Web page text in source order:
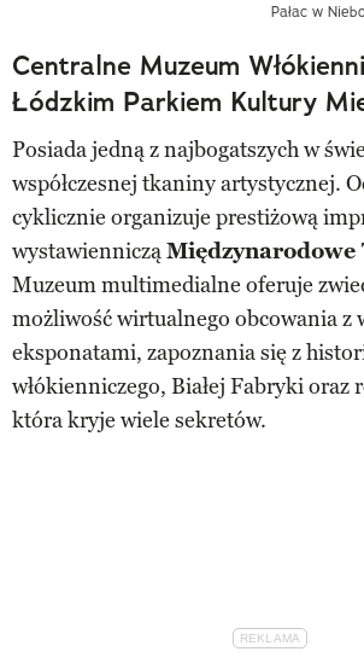
Pałac w
Centralne Muzeum
Łódzkim Parkiem Kultury
Posiada jedną z najbogatszych w
współczesnej tkaniny artystycznej.
cyklicznie organizuje prestiżową
wystawiennicząMiędzynarodowe
Muzeum multimedialne oferuje
możliwość wirtualnego obcowania z
eksponatami, zapoznania się z
włókienniczego, Białej Fabryki oraz
która kryje wiele sekretów.